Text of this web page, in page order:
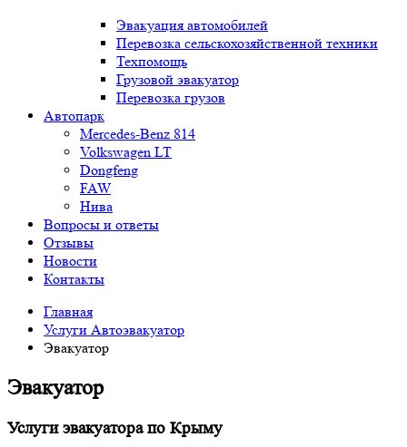
Эвакуация автомобилей
Перевозка сельскохозяйственной техники
Техпомощь
Грузовой эвакуатор
Перевозка грузов
Автопарк
Mercedes-Benz 814
Volkswagen LT
Dongfeng
FAW
Нива
Вопросы и ответы
Отзывы
Новости
Контакты
Главная
Услуги Автоэвакуатор
Эвакуатор
Эвакуатор
Услуги эвакуатора по Крыму